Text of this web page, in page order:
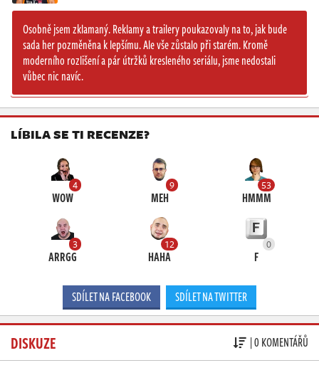
Osobně jsem zklamaný. Reklamy a trailery poukazovaly na to, jak bude
sada her pozměněna k lepšímu. Ale vše zůstalo při starém. Kromě
moderního rozlišení a pár útržků kresleného seriálu, jsme nedostali
vůbec nic navíc.
LÍBILA SE TI RECENZE?
4
WOW
9
MEH
53
HMMM
3
ARRGG
12
HAHA
0
F
SDÍLET NA FACEBOOK SDÍLET NA TWITTER
DISKUZE | 0 KOMENTÁŘŮ